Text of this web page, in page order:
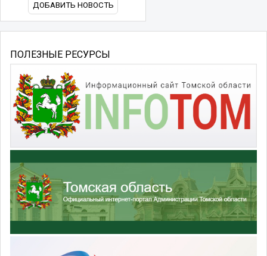
ДОБАВИТЬ НОВОСТЬ
ПОЛЕЗНЫЕ РЕСУРСЫ